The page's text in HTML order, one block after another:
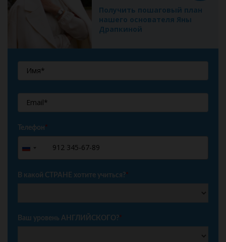
Получить пошаговый план
нашего основателя Яны
Драпкиной
Телефон*
Russia
+7
В какой СТРАНЕ хотите учиться?*
Ваш уровень АНГЛИЙСКОГО?*